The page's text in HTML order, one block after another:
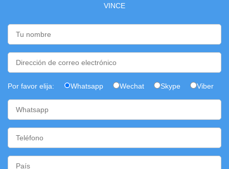
VINCE
Por favor elija: Whatsapp Wechat Skype Viber